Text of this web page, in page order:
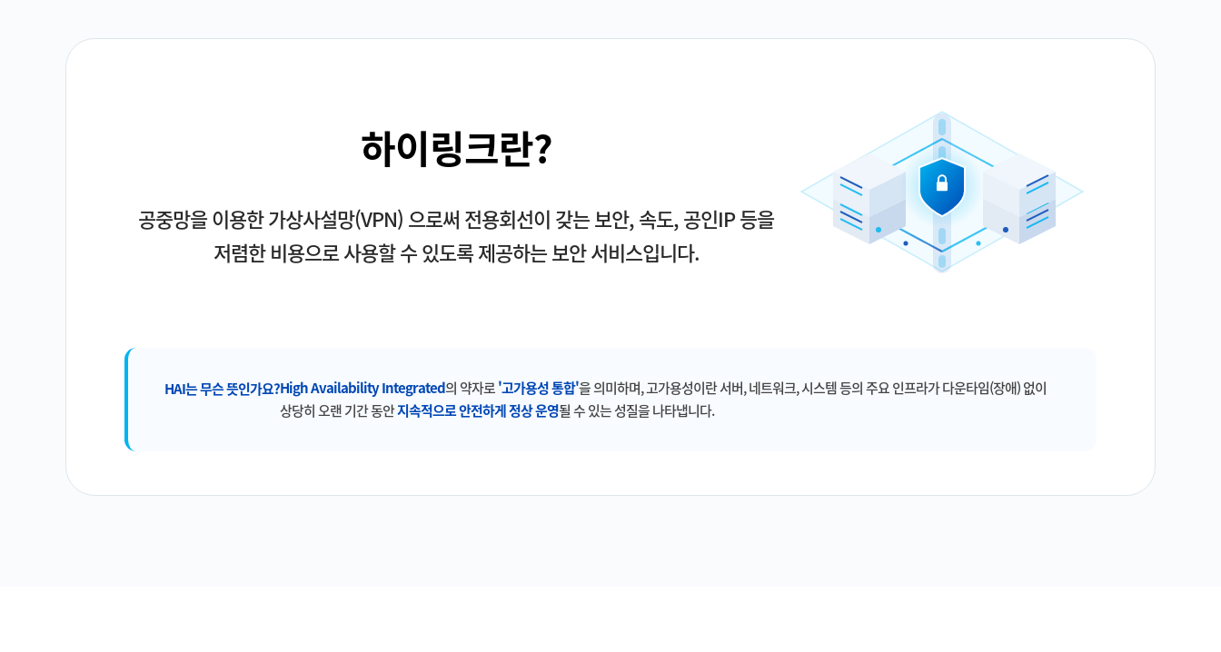
하이링크란?
공중망을 이용한 가상사설망(VPN) 으로써 전용회선이 갖는 보안, 속도, 공인IP 등을
저렴한 비용으로 사용할 수 있도록 제공하는 보안 서비스입니다.
HAI는 무슨 뜻인가요?High Availability Integrated의 약자로'고가용성 통합'을 의미하며, 고가용성이란 서버, 네트워크, 시스템 등의 주요 인프라가 다운타임(장애) 없이
상당히 오랜 기간 동안지속적으로 안전하게 정상 운영될 수 있는 성질을 나타냅니다.